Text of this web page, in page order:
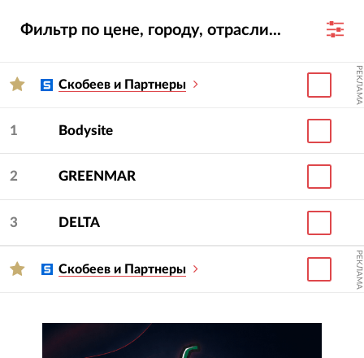
показатели авторитетности этих сайтов с точки
данном рейтинге строчка.Методика и критерии
Кликайте по названиям компаний, изучайте их
провести тендер, обозначив любых участников
«Организовать тендер».
Фильтр по цене, городу, отрасли...
Скобеев и Партнеры РЕКЛАМА
1 Bodysite
2 GREENMAR
3 DELTA
Скобеев и Партнеры РЕКЛАМА